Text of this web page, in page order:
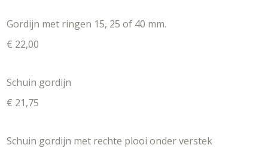
Gordijn met ringen 15, 25 of 40 mm.
€ 22,00
Schuin gordijn
€ 21,75
Schuin gordijn met rechte plooi onder verstek